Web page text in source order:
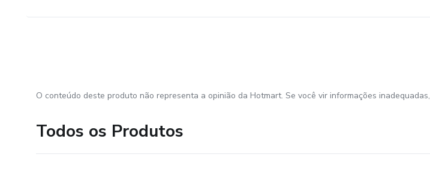
O conteúdo deste produto não representa a opinião da Hotmart. Se você vir informações inadequadas,
Todos os Produtos